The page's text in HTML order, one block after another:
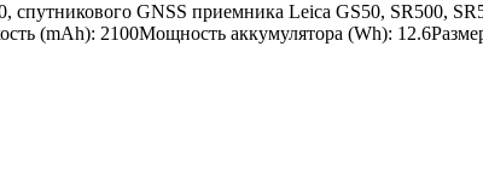
GNSS приемника Leica GS50, SR500,
(mAh): 2100Мощность аккумулятора (Wh):